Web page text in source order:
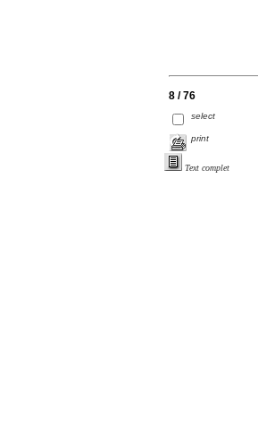
8 / 76
select
print
Text complet